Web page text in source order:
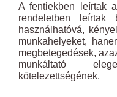
A fentiekben leírtak
rendeletben leírtak
használhatóvá,
munkahelyeket,
megbetegedések,
munkáltató
kötelezettségének.